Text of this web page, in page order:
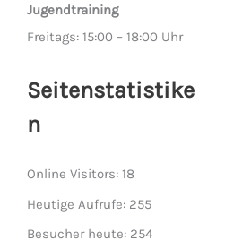
Jugendtraining
Freitags: 15:00 – 18:00 Uhr
Seitenstatistike
n
Online Visitors:18
Heutige Aufrufe: 255
Besucher heute: 254